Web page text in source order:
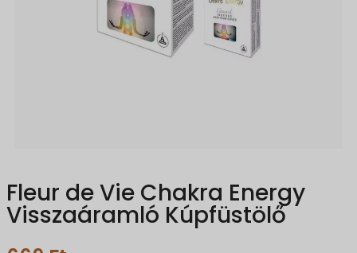
Fleur de Vie Chakra Energy
Visszaáramló Kúpfüstölő